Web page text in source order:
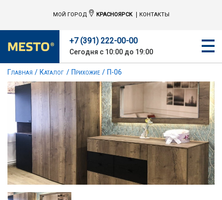
МОЙ ГОРОД КРАСНОЯРСК КОНТАКТЫ
+7 (391) 222-00-00
Сегодня с 10:00 до 19:00
Главная Каталог Прихожие П-06